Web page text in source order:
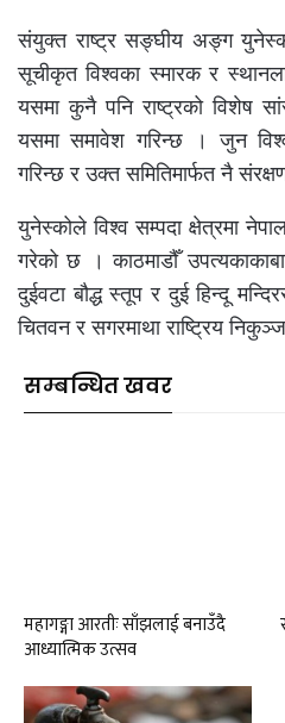
संयुक्त राष्ट्र सङ्घीय अङ्ग
सूचीकृत विश्वका स्मारक र
यसमा कुनै पनि राष्ट्रको विशेष
यसमा समावेश गरिन्छ । जुन विश्व
गरिन्छ र उक्त समितिमार्फत नै
युनेस्कोले विश्व सम्पदा क्षेत्रमा
गरेको छ । काठमाडौँ
दुईवटा बौद्ध स्तूप र दुई हिन्दू
चितवन र सगरमाथा राष्ट्रिय
सम्बन्धित खवर
महागङ्गा आरतीः साँझलाई बनाउँदै
आध्यात्मिक उत्सव